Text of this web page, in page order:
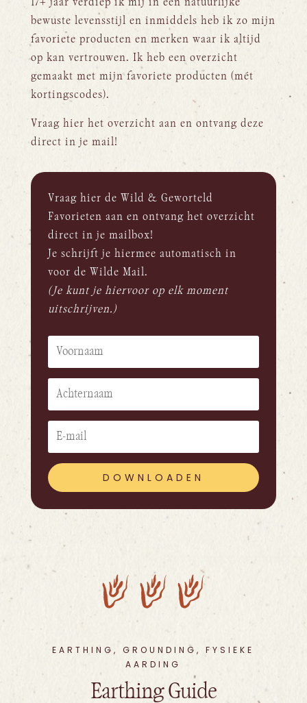
17+ jaar verdiep ik mij in een natuurlijke
bewuste levensstijl en inmiddels heb ik zo mijn
favoriete producten en merken waar ik altijd
op kan vertrouwen. Ik heb een overzicht
gemaakt met mijn favoriete producten (mét
kortingscodes).
Vraag hier het overzicht aan en ontvang deze
direct in je mail!
Vraag hier de Wild & Geworteld
Favorieten aan en ontvang het overzicht
direct in je mailbox!
Je schrijft je hiermee automatisch in
voor de Wilde Mail.
(Je kunt je hiervoor op elk moment
uitschrijven.)
DOWNLOADEN
EARTHING, GROUNDING, FYSIEKE
AARDING
Earthing Guide